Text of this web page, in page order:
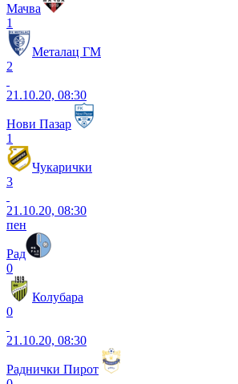
Мачва
1
Металац ГМ
2
21.10.20, 08:30
Нови Пазар
1
Чукарички
3
21.10.20, 08:30
пен
Рад
0
Колубара
0
21.10.20, 08:30
Раднички Пирот